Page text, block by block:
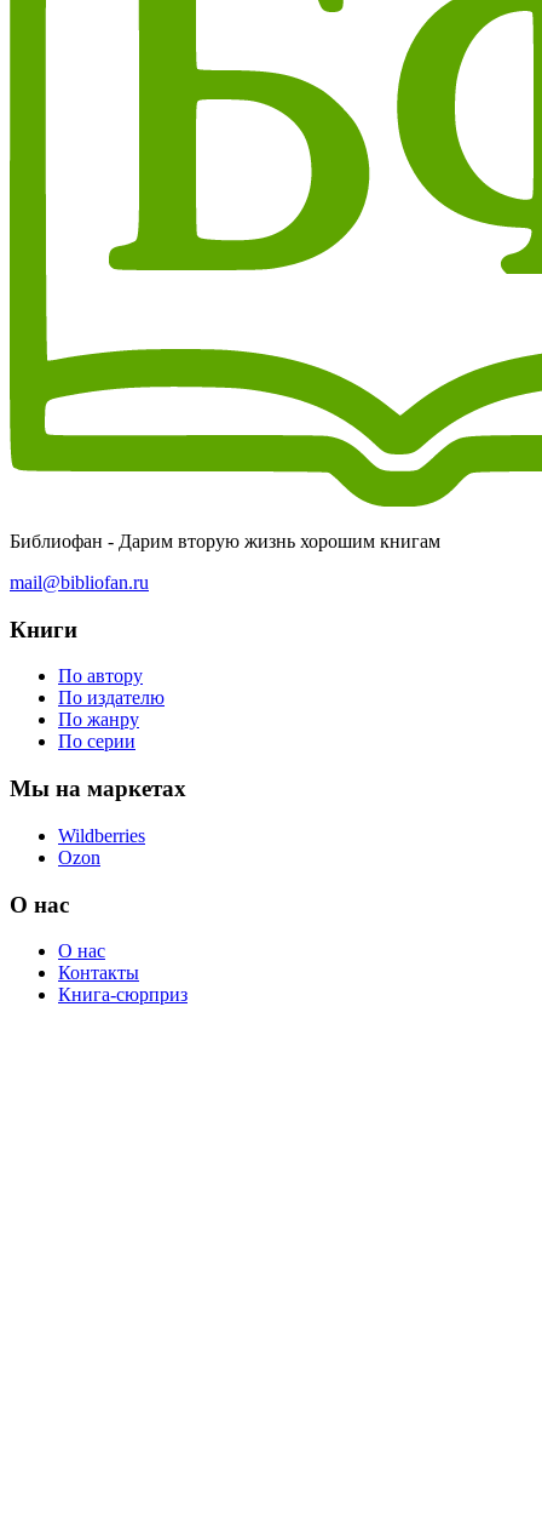
Библиофан - Дарим вторую жизнь хорошим книгам
mail@bibliofan.ru
Книги
По автору
По издателю
По жанру
По серии
Мы на маркетах
Wildberries
Ozon
О нас
О нас
Контакты
Книга-сюрприз